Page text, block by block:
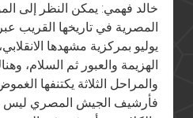
خالد فهمي: يمكن النظر إلى
المصرية في تاريخها القريب
يوليو بمركزية مشهدها
الهزيمة والعبور ثم السلام،
والمراحل الثلاثة يكتنفها
فأرشيف الجيش المصري ليس